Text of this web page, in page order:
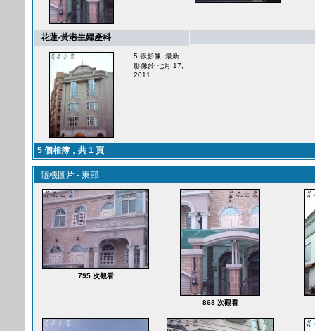
花蓮-黃港生婦產科
5 張影像, 最新
影像於 七月 17,
2011
5 個相簿，共 1 頁
隨機圖片 - 東部
795 次觀看
868 次觀看